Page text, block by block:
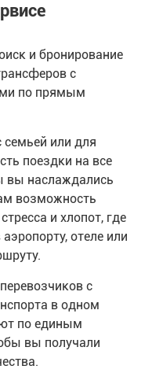
и бронирование
с
по прямым
семьей или для
поездки на все
вы наслаждались
возможность
и хлопот, где
отеле или
с
в одном
по единым
вы получали